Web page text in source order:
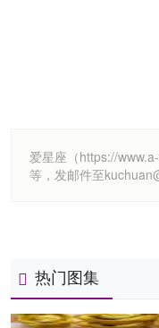
爱星座（https://
等，发邮件至
热门图集